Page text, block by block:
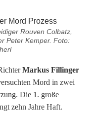
Rouven Colbatz,
Peter Kemper. Foto:
Markus Fillinger
Mord in zwei
Die 1. große
zehn Jahre Haft.